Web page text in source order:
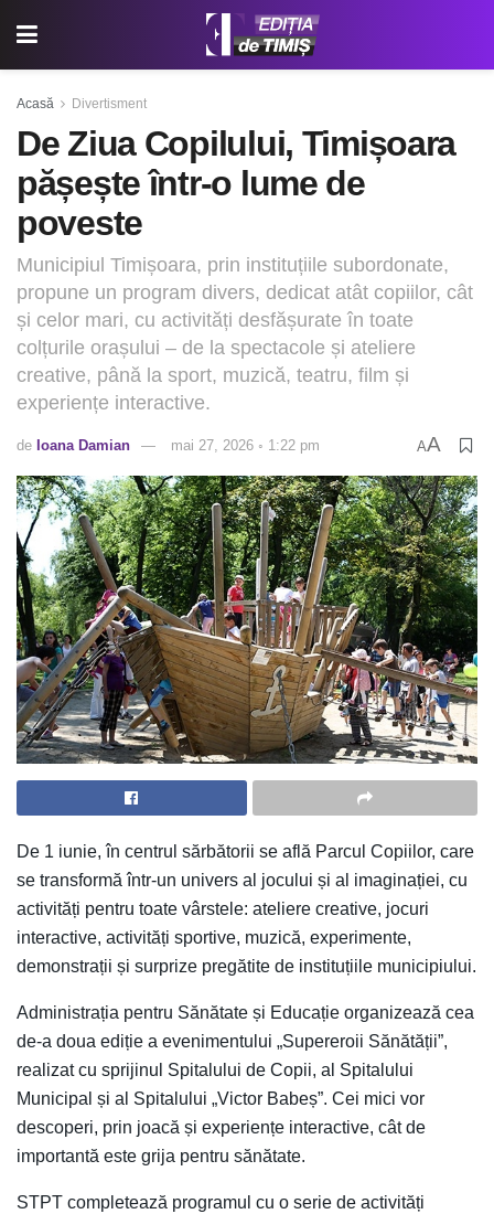
Acasă Divertisment
De Ziua Copilului, Timișoara
pășește într-o lume de
poveste
Municipiul Timișoara, prin instituțiile subordonate,
propune un program divers, dedicat atât copiilor, cât
și celor mari, cu activități desfășurate în toate
colțurile orașului – de la spectacole și ateliere
creative, până la sport, muzică, teatru, film și
experiențe interactive.
de Ioana Damian mai 27, 2026 ◦ 1:22 pm AA
De 1 iunie, în centrul sărbătorii se află Parcul Copiilor, care
se transformă într-un univers al jocului și al imaginației, cu
activități pentru toate vârstele: ateliere creative, jocuri
interactive, activități sportive, muzică, experimente,
demonstrații și surprize pregătite de instituțiile municipiului.
Administrația pentru Sănătate și Educație organizează cea
de-a doua ediție a evenimentului „Supereroii Sănătății”,
realizat cu sprijinul Spitalului de Copii, al Spitalului
Municipal și al Spitalului „Victor Babeș”. Cei mici vor
descoperi, prin joacă și experiențe interactive, cât de
importantă este grija pentru sănătate.
STPT completează programul cu o serie de activități